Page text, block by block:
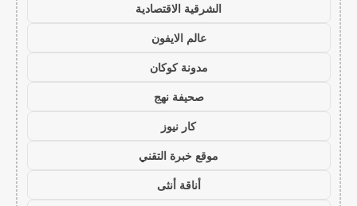
الشرقية الاقتصادية
عالم الايفون
مدونة كوكان
صحيفة نهج
كار نيوز
موقع خبرة التقني
أناقة أنثى